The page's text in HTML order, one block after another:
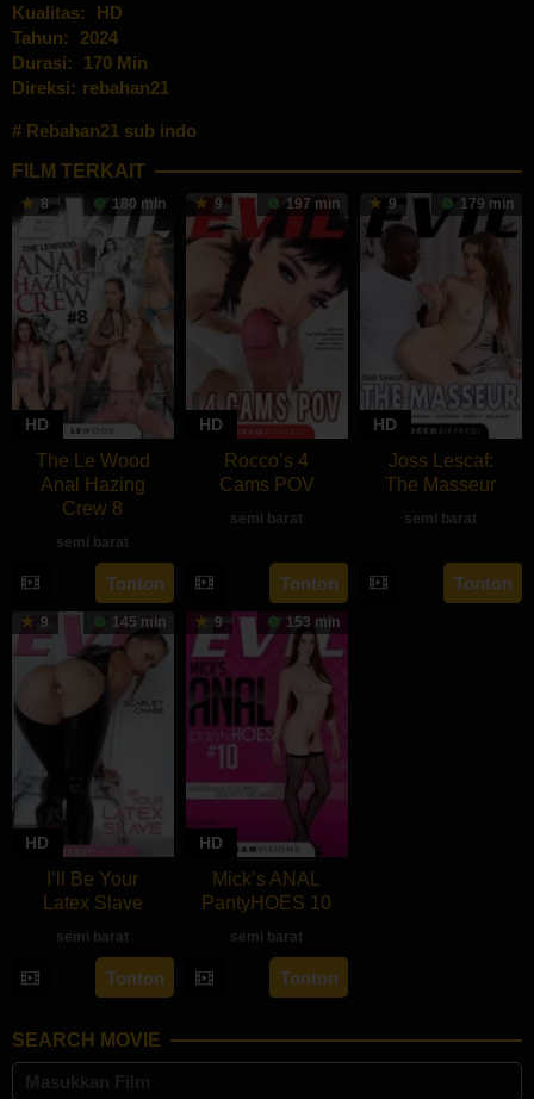
Kualitas:
HD
Tahun:
2024
Durasi:
170 Min
Direksi: rebahan21
Rebahan21 sub indo
FILM TERKAIT
8 180 min
HD
The Le Wood
Anal Hazing
Crew 8
semi barat
Tonton
9 197 min
HD
Rocco’s 4
Cams POV
semi barat
Tonton
9 179 min
HD
Joss Lescaf:
The Masseur
semi barat
rebahan21
Tonton
9 145 min
HD
I’ll Be Your
Latex Slave
semi barat
Tonton
9 153 min
HD
Mick’s ANAL
PantyHOES 10
semi barat
Tonton
SEARCH MOVIE